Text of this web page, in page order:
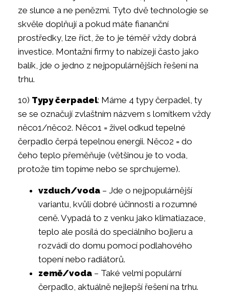
ze slunce a ne penězmi. Tyto dvě technologie se
skvěle doplňují a pokud máte fiananční
prostředky, lze říct, že to je téměř vždy dobrá
investice. Montažní firmy to nabízejí často jako
balík, jde o jedno z nejpopulárnějších řešení na
trhu.
10) Typy čerpadel: Máme 4 typy čerpadel, ty
se se označují zvlaštním názvem s lomítkem vždy
něco1/něco2. Něco1 = živel odkud tepelné
čerpadlo čerpá tepelnou energii. Něco2 = do
čeho teplo přeměňuje (většinou je to voda,
protože tím topíme nebo se sprchujeme).
vzduch/voda – Jde o nejpopulárnější
variantu, kvůli dobré účinnosti a rozumné
ceně. Vypadá to z venku jako klimatiazace,
teplo ale posílá do speciálního bojleru a
rozvádí do domu pomocí podlahového
topení nebo radiátorů.
země/voda – Také velmi populární
čerpadlo, aktuálně nejlepší řešení na trhu.